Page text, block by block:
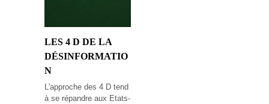
LES 4 D DE LA
DÉSINFORMATIO
N
L'approche des 4 D tend
à se répandre aux Etats-